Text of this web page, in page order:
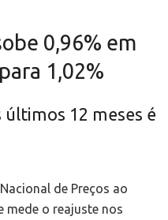
0,96% em
1,02%
últimos 12 meses é
de Preços ao
mede o reajuste nos